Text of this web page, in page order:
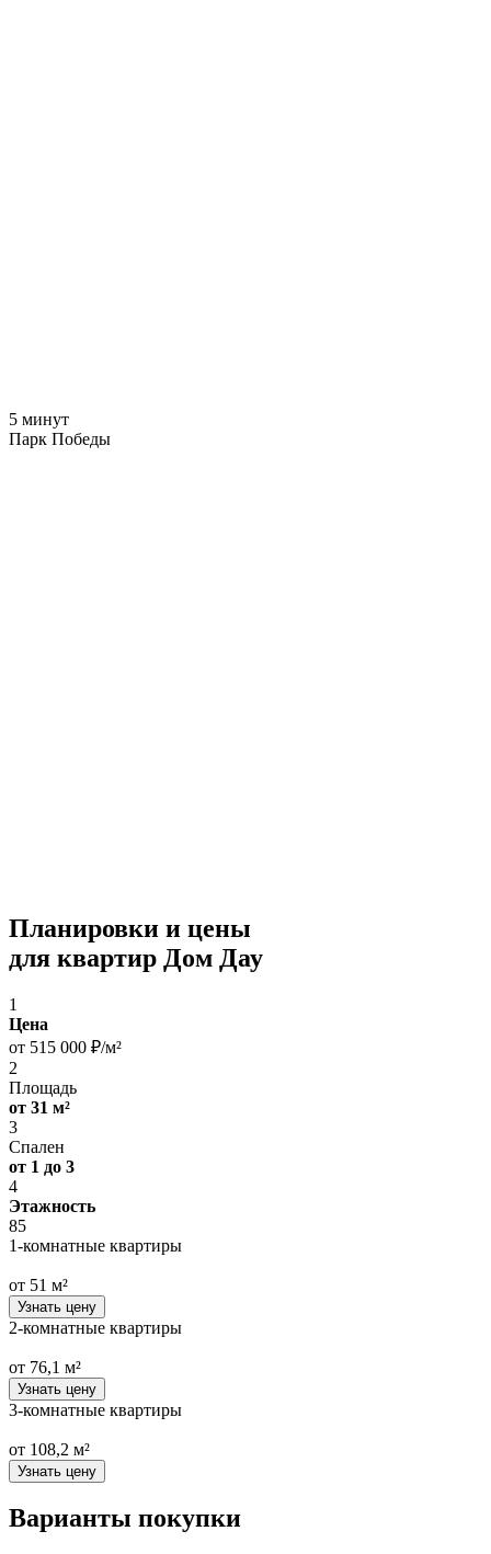
5 минут
Парк Победы
Планировки и цены
для квартир Дом Дау
1
Цена
от 515 000 ₽/м²
2
Площадь
от 31 м²
3
Спален
от 1 до 3
4
Этажность
85
1-комнатные квартиры
от 51 м²
Узнать цену
2-комнатные квартиры
от 76,1 м²
Узнать цену
3-комнатные квартиры
от 108,2 м²
Узнать цену
Варианты покупки